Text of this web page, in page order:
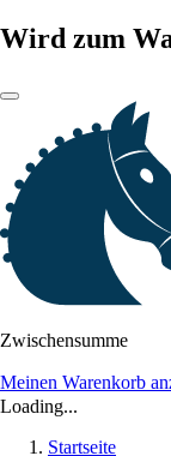
Wird zum
Zwischensumme
Meinen Warenkorb
Loading...
Startseite